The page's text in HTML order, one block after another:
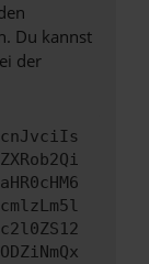
Du kannst
der